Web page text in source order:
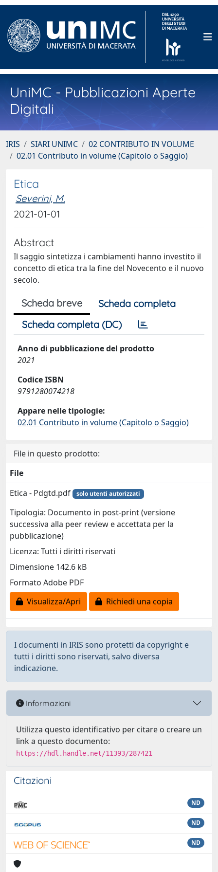
UniMC - Pubblicazioni Aperte
Digitali
IRIS SIARI UNIMC
02 CONTRIBUTO IN VOLUME
02.01 Contributo in volume (Capitolo o Saggio)
Etica
Severini, M.
2021-01-01
Abstract
Il saggio sintetizza i cambiamenti hanno investito il
concetto di etica tra la fine del Novecento e il nuovo
secolo.
Scheda breve
Scheda completa
Scheda completa (DC)
Anno di pubblicazione del prodotto
2021
Codice ISBN
9791280074218
Appare nelle tipologie:
02.01 Contributo in volume (Capitolo o Saggio)
File in questo prodotto:
File
Etica - Pdgtd.pdf
solo utenti autorizzati
Tipologia: Documento in post-print (versione
successiva alla peer review e accettata per la
pubblicazione)
Licenza: Tutti i diritti riservati
Dimensione 142.6 kB
Formato Adobe PDF
Visualizza/Apri
Richiedi una copia
I documenti in IRIS sono protetti da copyright e
tutti i diritti sono riservati, salvo diversa
indicazione.
Informazioni
Utilizza questo identificativo per citare o creare un
link a questo documento:
https://hdl.handle.net/11393/287421
Citazioni
ND
ND
ND